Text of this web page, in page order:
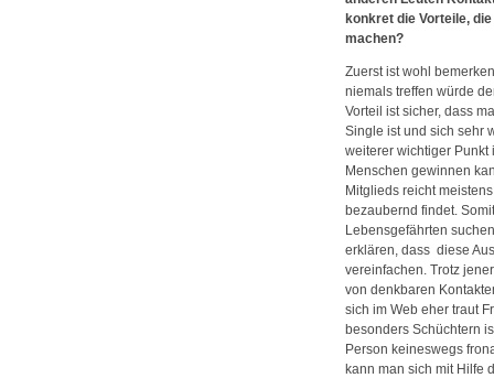
konkret die Vorteile,
machen?
Zuerst ist wohl
niemals treffen würde
Vorteil ist sicher, dass
Single ist und sich sehr
weiterer wichtiger Punkt
Menschen gewinnen
Mitglieds reicht
bezaubernd findet.
Lebensgefährten
erklären, dass diese
vereinfachen. Trotz
von denkbaren
sich im Web eher traut
besonders Schüchtern
Person keineswegs
kann man sich mit Hilfe